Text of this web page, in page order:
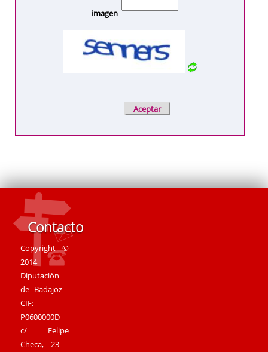
imagen
Contacto
Copyright ©
2014
Diputación
de Badajoz -
CIF:
P0600000D
c/ Felipe
Checa, 23 -